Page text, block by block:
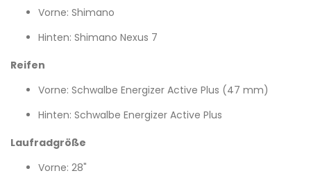
Vorne: Shimano
Hinten: Shimano Nexus 7
Reifen
Vorne: Schwalbe Energizer Active Plus (47 mm)
Hinten: Schwalbe Energizer Active Plus
Laufradgröße
Vorne: 28"